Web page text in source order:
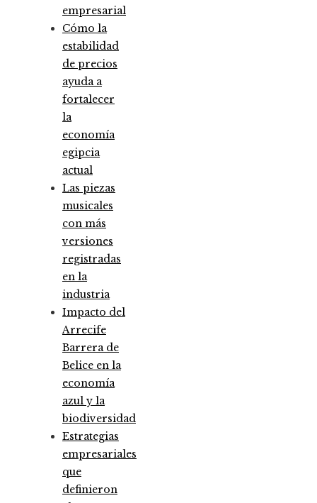
empresarial
Cómo la
estabilidad
de precios
ayuda a
fortalecer
la
economía
egipcia
actual
Las piezas
musicales
con más
versiones
registradas
en la
industria
Impacto del
Arrecife
Barrera de
Belice en la
economía
azul y la
biodiversidad
Estrategias
empresariales
que
definieron